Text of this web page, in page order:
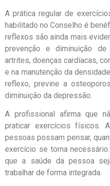
A prática regular de
habilitado no Conselho é
reflexos são ainda mais
prevenção e diminuição de
artrites, doenças cardíacas,
e na manutenção da
reflexo, previne a
diminuição da depressão.
A profissional afirma que
praticar exercícios físicos.
pessoas possam pensar,
exercício se torna
que a saúde da pessoa
trabalhar de forma integrada.